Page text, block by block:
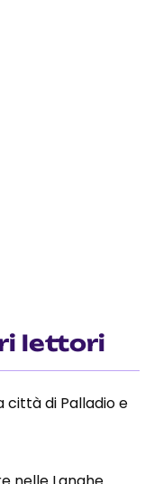
lettori
città di Palladio e